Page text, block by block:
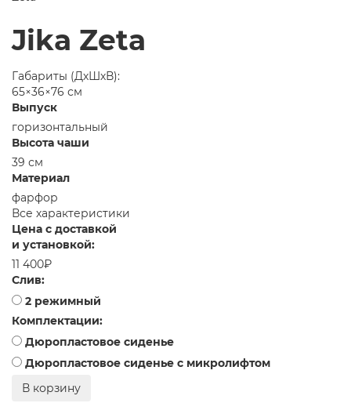
Jika Zeta
Габариты (ДхШхВ):
65×36×76 см
Выпуск
горизонтальный
Высота чаши
39 см
Материал
фарфор
Все характеристики
Цена с доставкой
и установкой:
11 400₽
Слив:
2 режимный
Комплектации:
Дюропластовое сиденье
Дюропластовое сиденье с микролифтом
В корзину